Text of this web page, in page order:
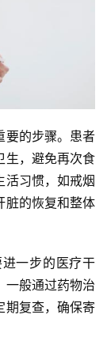
要的步骤。患者
生，避免再次食
活习惯，如戒烟
脏的恢复和整体
一步的医疗干
一般通过药物治
期复查，确保寄